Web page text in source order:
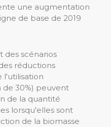
une augmentation
de base de 2019
des scénarios
réductions
l'utilisation
30%) peuvent
de la quantité
lorsqu'elles sont
de la biomasse